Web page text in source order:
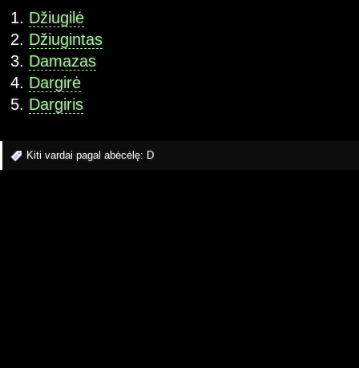
Džiugilė
Džiugintas
Damazas
Dargirė
Dargiris
Kiti vardai pagal abėcėlę: D